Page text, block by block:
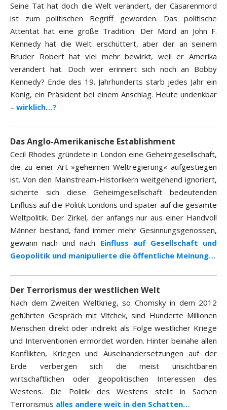
Seine Tat hat doch die Welt verändert, der Cäsarenmord
ist zum politischen Begriff geworden. Das politische
Attentat hat eine große Tradition. Der Mord an John F.
Kennedy hat die Welt erschüttert, aber der an seinem
Bruder Robert hat viel mehr bewirkt, weil er Amerika
verändert hat. Doch wer erinnert sich noch an Bobby
Kennedy? Ende des 19. Jahrhunderts starb jedes Jahr ein
König, ein Präsident bei einem Anschlag. Heute undenkbar
– wirklich…?
Das Anglo-Amerikanische Establishment
Cecil Rhodes gründete in London eine Geheimgesellschaft,
die zu einer Art »geheimen Weltregierung« aufgestiegen
ist. Von den Mainstream-Historikern weitgehend ignoriert,
sicherte sich diese Geheimgesellschaft bedeutenden
Einfluss auf die Politik Londons und später auf die gesamte
Weltpolitik. Der Zirkel, der anfangs nur aus einer Handvoll
Männer bestand, fand immer mehr Gesinnungsgenossen,
gewann nach und nach Einfluss auf Gesellschaft und
Geopolitik und manipulierte die öffentliche Meinung…
Der Terrorismus der westlichen Welt
Nach dem Zweiten Weltkrieg, so Chomsky in dem 2012
geführten Gespräch mit Vltchek, sind Hunderte Millionen
Menschen direkt oder indirekt als Folge westlicher Kriege
und Interventionen ermordet worden. Hinter beinahe allen
Konflikten, Kriegen und Auseinandersetzungen auf der
Erde verbergen sich die meist unsichtbaren
wirtschaftlichen oder geopolitischen Interessen des
Westens. Die Politik des Westens stellt in Sachen
Terrorismus alles andere weit in den Schatten…